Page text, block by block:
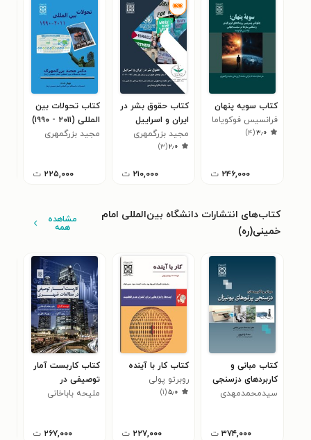
کتاب سویه پنهان
فرانسیس فوکویاما
۳٫۰(۴)
۲۴۶,۰۰۰ ت
کتاب حقوق بشر در
ایران و اسراییل
مجید بزرگمهری
۲٫۰(۳)
۲۱۰,۰۰۰ ت
کتاب تحولات بین
المللی (۲۰۱۱ - ۱۹۹۰)
مجید بزرگمهری
۲۲۵,۰۰۰ ت
کتاب‌های انتشارات دانشگاه بین‌المللی امام
خمینی(ره)
مشاهده
همه
کتاب مبانی و
کاربردهای دزسنجی
پرتوهای یونیزان
سیدمحمدمهدی
۳۷۴,۰۰۰ ت
کتاب کار با آینده
روبرتو پولی
۵٫۰(۱)
۲۲۷,۰۰۰ ت
کتاب کاربست آمار
توصیفی در
مطالعات شهری
ملیحه باباخانی
۲۶۷,۰۰۰ ت